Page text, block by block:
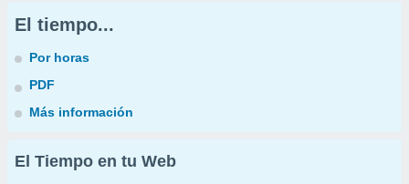
El tiempo...
Por horas
PDF
Más información
El Tiempo en tu Web